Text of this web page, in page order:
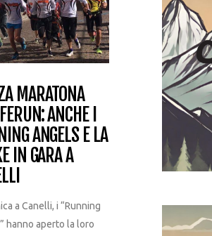
MARATONA
ANCHE I
ANGELS E LA
IN GARA A
a Canelli, i “Running
hanno aperto la loro